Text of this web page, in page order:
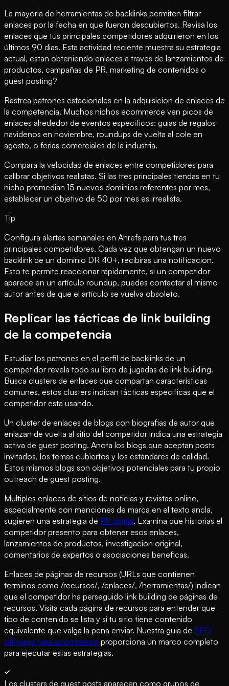
La mayoria de herramientas de backlinks permiten filtrar
enlaces por la fecha en que fueron descubiertos. Revisa los
enlaces que tus principales competidores adquirieron en los
últimos 90 dias. Esta actividad reciente muestra su estrategia
actual, estan obteniendo enlaces a traves de lanzamientos de
productos, campañas de PR, marketing de contenidos o
guest posting?
Rastrea patrones estacionales en la adquisicion de enlaces de
la competencia. Muchos nichos ecommerce ven picos de
enlaces alrededor de eventos especificos: guias de regalos
navidenos en noviembre, roundups de vuelta al cole en
agosto, o ferias comerciales de la industria.
Compara la velocidad de enlaces entre competidores para
calibrar objetivos realistas. Si las tres principales tiendas en tu
nicho promedian 15 nuevos dominios referentes por mes,
establecer un objetivo de 50 por mes es irrealista.
Tip
Configura alertas semanales en Ahrefs para tus tres
principales competidores. Cada vez que obtengan un nuevo
backlink de un dominio DR 40+, recibiras una notificacion.
Esto te permite reaccionar rápidamente, si un competidor
aparece en un artículo roundup, puedes contactar al mismo
autor antes de que el artículo se vuelva obsoleto.
Replicar las tácticas de link building
de la competencia
Estudiar los patrones en el perfil de backlinks de un
competidor revela todo su libro de jugadas de link building.
Busca clusters de enlaces que compartan caracteristicas
comunes, estos clusters indican tácticas especificas que el
competidor esta usando.
Un cluster de enlaces de blogs con biografias de autor que
enlazan de vuelta al sitio del competidor indica una estrategia
activa de guest posting. Anota los blogs que aceptan posts
invitados, los temas cubiertos y los estándares de calidad.
Estos mismos blogs son objetivos potenciales para tu propio
outreach de guest posting.
Multiples enlaces de sitios de noticias y revistas online,
especialmente con menciones de marca en el texto ancla,
sugieren una estrategia de PR digital. Examina que historias el
competidor presento para obtener esos enlaces,
lanzamientos de productos, investigación original,
comentarios de expertos o asociaciones beneficas.
Enlaces de páginas de recursos (URLs que contienen
terminos como /recursos/, /enlaces/, /herramientas/) indican
que el competidor ha perseguido link building de páginas de
recursos. Visita cada página de recursos para entender que
tipo de contenido se lista y si tu sitio tiene contenido
equivalente que valga la pena enviar. Nuestra guia de SEO
off-page para ecommerce proporciona un marco completo
para ejecutar estas estrategias.
Los clusters de guest posts aparecen como grupos de